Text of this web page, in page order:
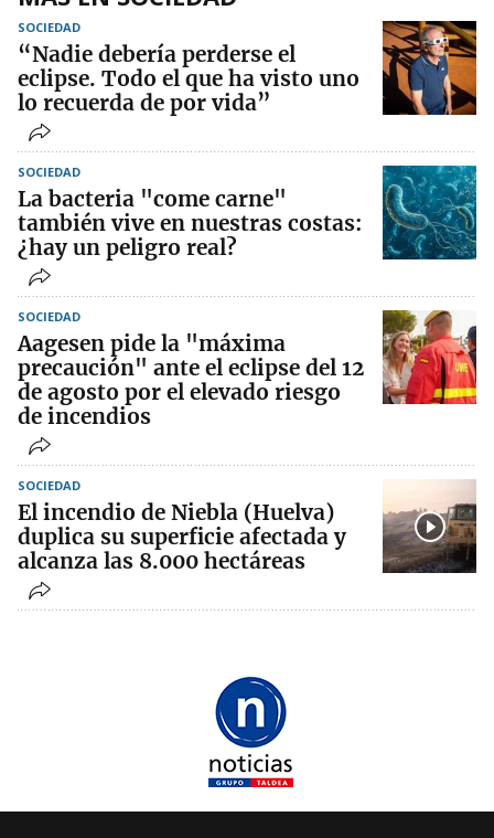
SOCIEDAD
“Nadie debería perderse el
eclipse. Todo el que ha visto uno
lo recuerda de por vida”
SOCIEDAD
La bacteria "come carne"
también vive en nuestras costas:
¿hay un peligro real?
SOCIEDAD
Aagesen pide la "máxima
precaución" ante el eclipse del 12
de agosto por el elevado riesgo
de incendios
SOCIEDAD
El incendio de Niebla (Huelva)
duplica su superficie afectada y
alcanza las 8.000 hectáreas